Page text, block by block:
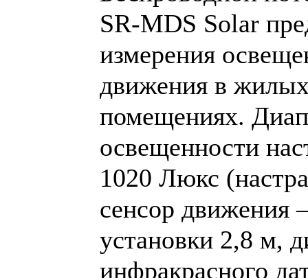
SR-MDS Solar
измерения
движения в
помещениях.
освещенности
1020 Люкс
сенсор движения
установки 2,8 м,
инфракрасного